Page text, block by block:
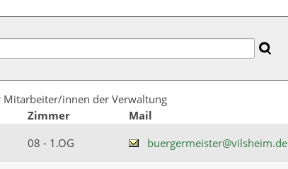
Mitarbeiter/innen der Verwaltung
Zimmer
Mail
08 - 1.OG buergermeister@vilsheim.de